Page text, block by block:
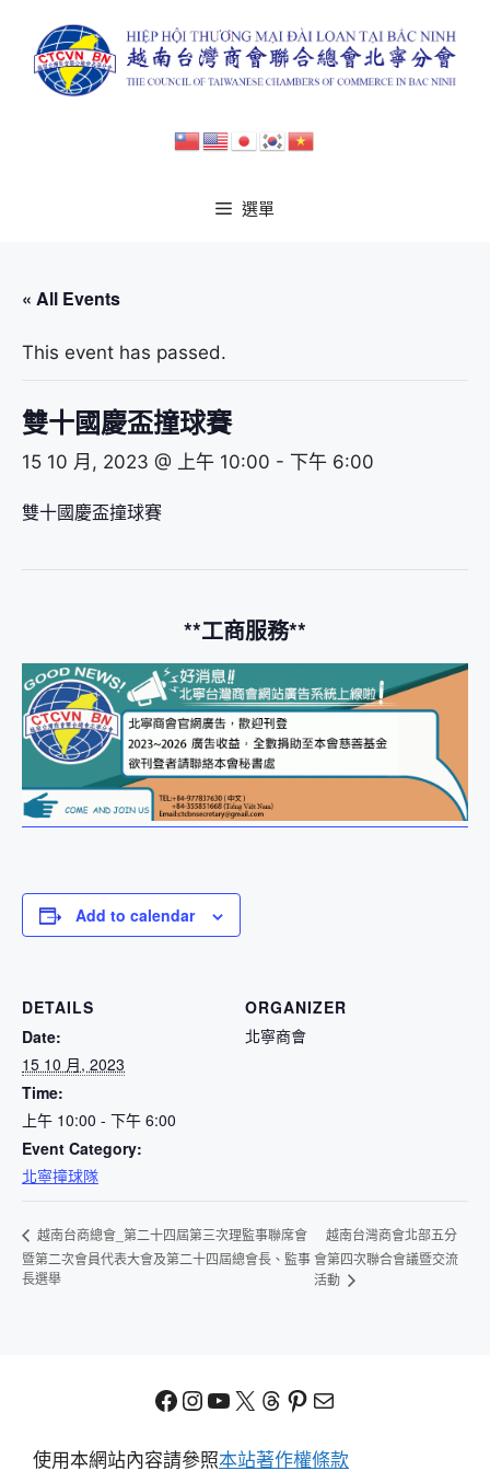
選單
« All Events
This event has passed.
雙十國慶盃撞球賽
15 10 月, 2023 @ 上午 10:00 - 下午 6:00
雙十國慶盃撞球賽
**工商服務**
Add to calendar
DETAILS
Date:
15 10 月, 2023
Time:
上午 10:00 - 下午 6:00
Event Category:
北寧撞球隊
ORGANIZER
北寧商會
越南台商總會_第二十四屆第三次理監事聯席會
暨第二次會員代表大會及第二十四屆總會長、監事
長選舉
越南台灣商會北部五分
會第四次聯合會議暨交流
活動
Facebook
Instagram
YouTube
X Threads
Pinterest
電子郵件
使用本網站內容請參照本站著作權條款